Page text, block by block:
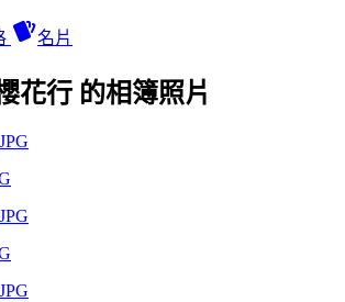
名片
花行 的相簿照片